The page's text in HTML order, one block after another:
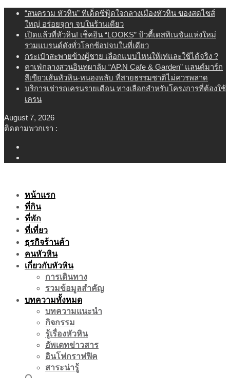
Skip
content
“สนคราม หัวหิน” ทีเด็ดซีฟู้ดใจกลางเมืองหัวหิน ของสดไซส์
ใหญ่ อร่อยจุกๆ จบในร้านเดียว
เปิดแล้วที่หัวหิน! เช็คอิน “LOOKS” บิวตี้เดสทิเนชันแห่งใหม่
รวมแบรนด์ดังทั่วโลกช้อปจบในที่เดียว
กระเป๋าสะพายข้างผู้ชาย เลือกแบบไหนให้เท่และใช้ได้จริง ?
คาเฟ่กลางสวนอินทผาลัม “AP.N Cafe & Garden” แลนด์มาร์ก
สีเขียวเส้นหัวหิน-หนองพลับ ที่สายธรรมชาติไม่ควรพลาด
บริการเช่ารถเครนรายเดือน ทางเลือกสำหรับโครงการที่ต้องใช้
เครน
August 7, 2026
ติดตามพวกเรา :
หน้าแรก
ที่กิน
ที่พัก
ที่เที่ยว
ธุรกิจร้านค้า
คนหัวหิน
เกี่ยวกับหัวหิน
การเดินทาง
รวมข้อมูลสำคัญ
บทความทั้งหมด
บทความแนะนำ
กิจกรรม
รู้เรื่องหัวหิน
อัพเดทข่าวสาร
อินโฟกราฟฟิค
สาระน่ารู้